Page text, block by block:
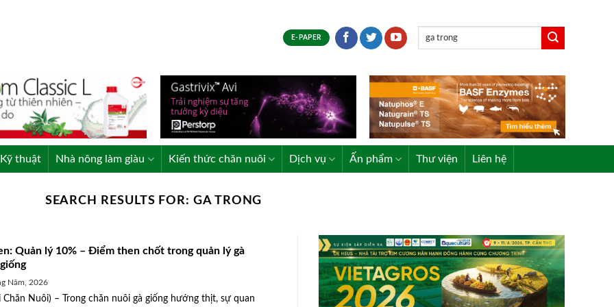
E-PAPER
thuật Nhà nông làm giàu Kiến thức chăn nuôi Dịch vụ Ấn phẩm Thư viện Liên hệ
SEARCH RESULTS FOR:GA TRONG
Quản lý 10% – Điểm then chốt trong quản lý gà
Năm, 2026
Nuôi) – Trong chăn nuôi gà giống hướng thịt, sự quan